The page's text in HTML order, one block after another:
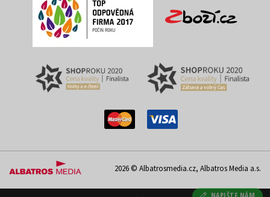
2026 © Albatrosmedia.cz, Albatros Media a.s.